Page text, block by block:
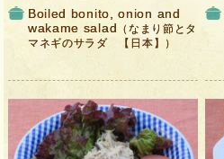
Boiled bonito, onion and
wakame salad （なまり節とタ
マネギのサラダ 【日本】）